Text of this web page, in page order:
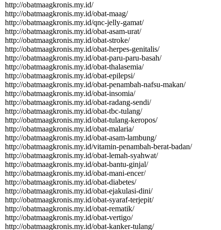
http:­//­obatmaagkronis.­my.­id/­
http:­//­obatmaagkronis.­my.­id/­obat-­maag/­
http:­//­obatmaagkronis.­my.­id/­qnc-­jelly-­gamat/­
http:­//­obatmaagkronis.­my.­id/­obat-­asam-­urat/­
http:­//­obatmaagkronis.­my.­id/­obat-­stroke/­
http:­//­obatmaagkronis.­my.­id/­obat-­herpes-­genitalis/­
http:­//­obatmaagkronis.­my.­id/­obat-­paru-­paru-­basah/­
http:­//­obatmaagkronis.­my.­id/­obat-­thalasemia/­
http:­//­obatmaagkronis.­my.­id/­obat-­epilepsi/­
http:­//­obatmaagkronis.­my.­id/­obat-­penambah-­nafsu-­makan/­
http:­//­obatmaagkronis.­my.­id/­obat-­insomia/­
http:­//­obatmaagkronis.­my.­id/­obat-­radang-­sendi/­
http:­//­obatmaagkronis.­my.­id/­obat-­tbc-­tulang/­
http:­//­obatmaagkronis.­my.­id/­obat-­tulang-­keropos/­
http:­//­obatmaagkronis.­my.­id/­obat-­malaria/­
http:­//­obatmaagkronis.­my.­id/­obat-­asam-­lambung/­
http:­//­obatmaagkronis.­my.­id/­vitamin-­penambah-­berat-­badan/­
http:­//­obatmaagkronis.­my.­id/­obat-­lemah-­syahwat/­
http:­//­obatmaagkronis.­my.­id/­obat-­bantu-­ginjal/­
http:­//­obatmaagkronis.­my.­id/­obat-­mani-­encer/­
http:­//­obatmaagkronis.­my.­id/­obat-­diabetes/­
http:­//­obatmaagkronis.­my.­id/­obat-­ejakulasi-­dini/­
http:­//­obatmaagkronis.­my.­id/­obat-­syaraf-­terjepit/­
http:­//­obatmaagkronis.­my.­id/­obat-­rematik/­
http:­//­obatmaagkronis.­my.­id/­obat-­vertigo/­
http:­//­obatmaagkronis.­my.­id/­obat-­kanker-­tulang/­